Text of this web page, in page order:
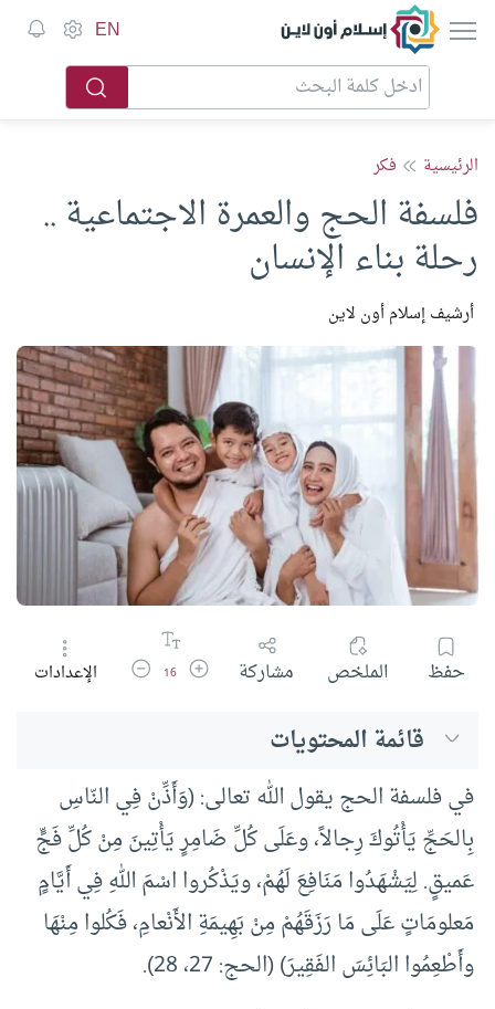
إسلام أون لاين EN
الرئيسية فكر
فلسفة الحج والعمرة الاجتماعية ..
رحلة بناء الإنسان
أرشيف إسلام أون لاين
حفظ الملخص مشاركة زيادة حجم الخط
16 تقليل حجم الخط
الإعدادات
قائمة المحتويات
في فلسفة الحج يقول الله تعالى: (وَأَذِّنْ فِي النّاسِ
بِالحَجِّ يَأْتُوكَ رِجالاً، وعَلَى كُلِّ ضَامِرٍ يَأْتِينَ مِنْ كُلِّ فَجٍّ
عَميقٍ. لِيَشْهَدُوا مَنَافِعَ لَهُمْ، ويَذْكُروا اسْمَ اللهِ فِي أَيَّامٍ
مَعلومَاتٍ عَلَى مَا رَزَقَهُمْ مِنْ بَهِيمَةِ الأَنْعامِ، فَكُلوا مِنْهَا
وأَطْعِمُوا البَائِسَ الفَقِيرَ) (الحج: 27، 28).